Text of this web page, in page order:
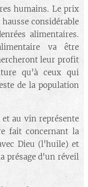
humains. Le prix
considérable
alimentaires.
va être
leur profit
qu'à ceux qui
de la population
au vin représente
fait concernant la
Dieu (l'huile) et
présage d'un réveil